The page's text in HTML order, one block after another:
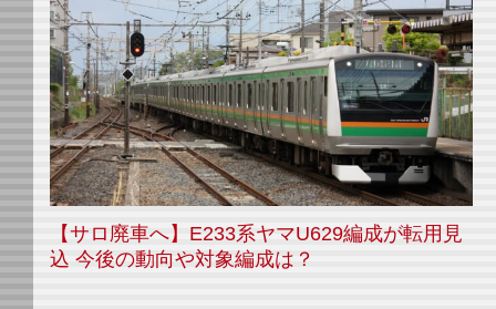
【サロ廃車へ】E233系ヤマU629編成が転用見
込 今後の動向や対象編成は？